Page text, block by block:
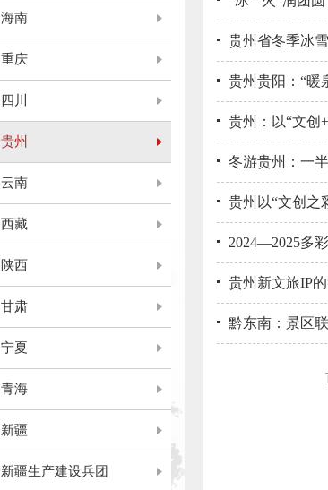
海南
重庆
四川
贵州
云南
西藏
陕西
甘肃
宁夏
青海
新疆
新疆生产建设兵团
贵州省冬季冰
贵州贵阳：“暖
贵州：以“文创
冬游贵州：一
贵州以“文创之
2024—2025多
贵州新文旅IP
黔东南：景区